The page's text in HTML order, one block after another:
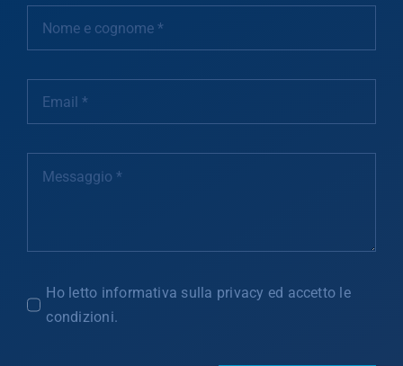
Ho letto informativa sulla privacy ed accetto le
condizioni.